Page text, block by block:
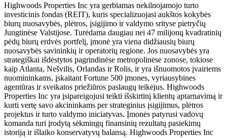
Highwoods Properties Inc yra gerbiamas nekilnojamojo turto
investicinis fondas (REIT), kuris specializuojasi aukštos kokybės
biurų nuosavybės, plėtros, įsigijimo ir valdymo srityse pietryčių
Jungtinėse Valstijose. Turėdama daugiau nei 47 milijonų kvadratinių
pėdų biurų erdvės portfelį, įmonė yra viena didžiausių biurų
nuosavybės savininkių ir operatorių regione. Jos nuosavybės yra
strategiškai išdėstytos pagrindinėse metropolinėse zonose, tokiose
kaip Atlanta, Nešvilis, Orlandas ir Rolis, ir yra išnuomotos įvairiems
nuomininkams, įskaitant Fortune 500 įmones, vyriausybines
agentūras ir sveikatos priežiūros paslaugų teikėjus. Highwoods
Properties Inc yra įsipareigojusi teikti išskirtinį klientų aptarnavimą ir
kurti vertę savo akcininkams per strateginius įsigijimus, plėtros
projektus ir turto valdymo iniciatyvas. Įmonės patyrusi vadovų
komanda turi įrodytą sėkmingų finansinių rezultatų pasiekimų
istoriją ir išlaiko konservatyvų balansą. Highwoods Properties Inc